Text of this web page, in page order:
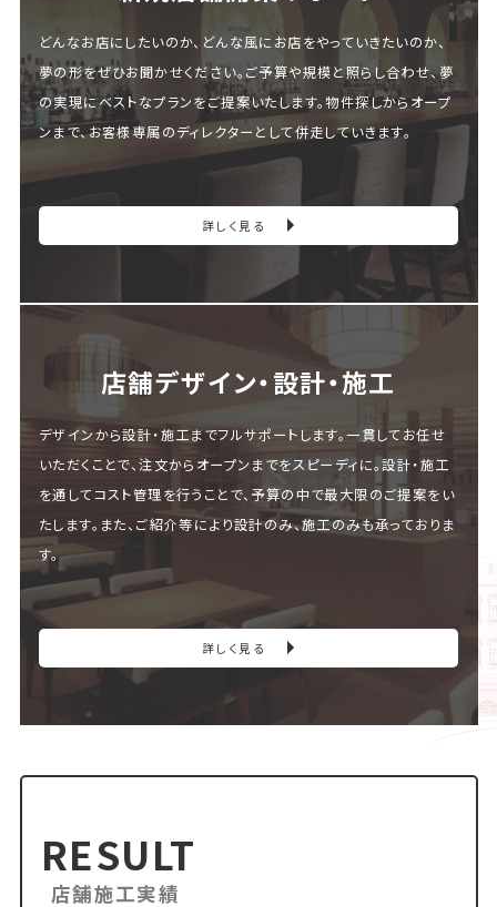
どんなお店にしたいのか、どんな風にお店をやっていきたいのか、
夢の形をぜひお聞かせください。ご予算や規模と照らし合わせ、夢
の実現にベストなプランをご提案いたします。物件探しからオープ
ンまで、お客様専属のディレクターとして併走していきます。
詳しく見る
店舗デザイン・設計・施⼯
デザインから設計・施工までフルサポートします。一貫してお任せ
いただくことで、注文からオープンまでをスピーディに。設計・施工
を通してコスト管理を行うことで、予算の中で最大限のご提案をい
たします。また、ご紹介等により設計のみ、施工のみも承っておりま
す。
詳しく見る
RESULT
店舗施工実績